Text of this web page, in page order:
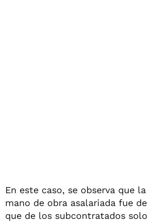
En este caso, se observa que
mano de obra asalariada fue de
que de los subcontratados